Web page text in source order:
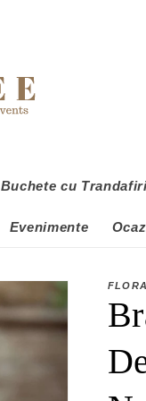
Buchete cu
Evenimente